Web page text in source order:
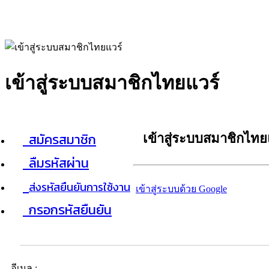
เข้าสู่ระบบสมาชิกไทยแวร์
สมัครสมาชิก
ลืมรหัสผ่าน
ส่งรหัสยืนยันการใช้งาน
กรอกรหัสยืนยัน
เข้าสู่ระบบสมาชิกไท
เข้าสู่ระบบด้วย Google